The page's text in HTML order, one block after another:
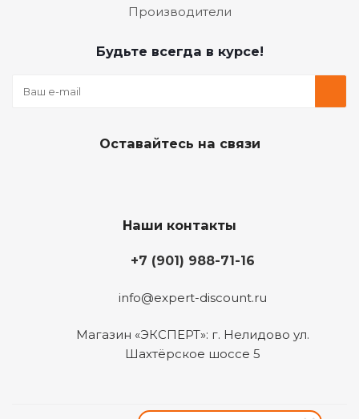
Производители
Будьте всегда в курсе!
Оставайтесь на связи
Наши контакты
+7 (901) 988-71-16
info@expert-discount.ru
Магазин «ЭКСПЕРТ»: г. Нелидово ул.
Шахтёрское шоссе 5